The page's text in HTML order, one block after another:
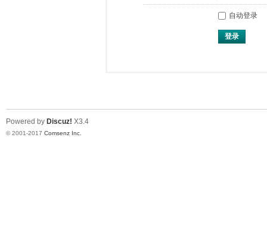
自动登录
登录
Powered by Discuz! X3.4
© 2001-2017 Comsenz Inc.